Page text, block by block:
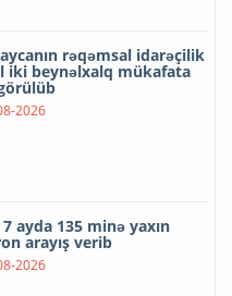
rəqəmsal idarəçilik
iki beynəlxalq mükafata
2026
7 ayda 135 minə yaxın
arayış verib
2026